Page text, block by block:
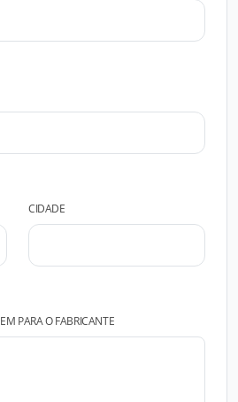
CIDADE
PARA O FABRICANTE